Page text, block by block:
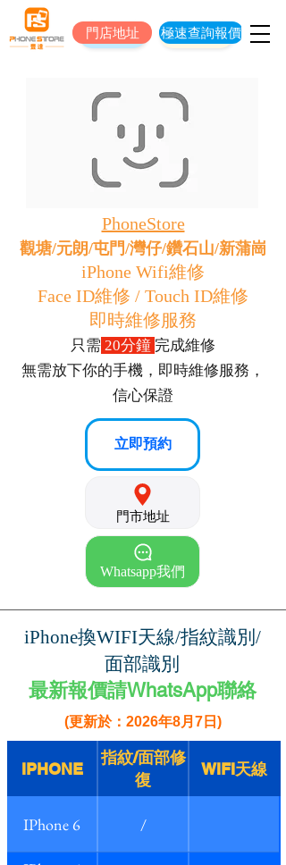
立即預約維修
門店地址
門店地址 極速查詢報價
PhoneStore
觀塘/元朗/屯門/灣仔/鑽石山/新蒲崗
iPhone Wifi維修
Face ID維修 / Touch ID維修
即時維修服務
只需 20分鐘 完成維修
無需放下你的手機，即時維修服務，
信心保證
立即預約
門市地址
Whatsapp我們
iPhone換WIFI天線/指紋識別/
面部識別
最新報價請WhatsApp聯絡
(更新於：2026年8月7日)
IPHONE
指紋/面部修
復
WIFI天線
IPhone 6 /